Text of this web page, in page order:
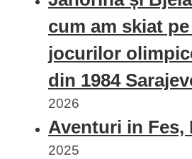
cum am skiat
jocurilor
din 1984
2026
Aventuri in Fes,
2025